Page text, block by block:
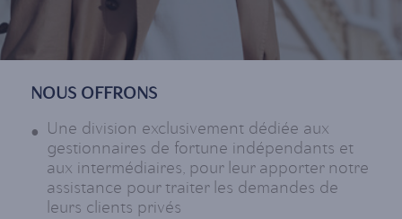
NOUS OFFRONS
Une division exclusivement dédiée aux
gestionnaires de fortune indépendants et
aux intermédiaires, pour leur apporter notre
assistance pour traiter les demandes de
leurs clients privés